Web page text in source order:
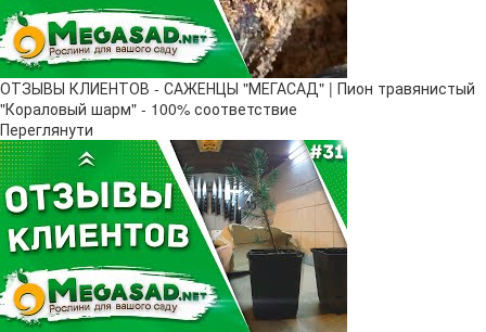
ОТЗЫВЫ КЛИЕНТОВ - САЖЕНЦЫ "МЕГАСАД" | Пион травянистый
"Кораловый шарм" - 100% соответствие
Переглянути